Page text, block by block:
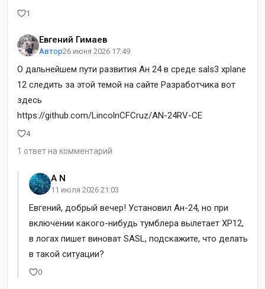
1
Евгений Гимаев
Автор26 июня 2026 17:49
О дальнейшем пути развития Ан 24 в среде sals3 xplane
12 следить за этой темой на сайте Разработчика вот
здесь
https://github.com/LincolnCFCruz/AN-24RV-CE
4
1 ответ на комментарий
A N
11 июля 2026 21:03
Евгений, добрый вечер! Установил Ан-24, но при
включении какого-нибудь тумблера вылетает XP12,
в логах пишет виноват SASL, подскажите, что делать
в такой ситуации?
0